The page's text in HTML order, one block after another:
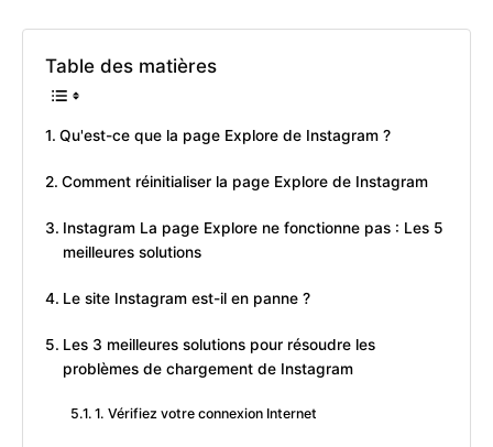
Table des matières
Qu'est-ce que la page Explore de Instagram ?
Comment réinitialiser la page Explore de Instagram
Instagram La page Explore ne fonctionne pas : Les 5
meilleures solutions
Le site Instagram est-il en panne ?
Les 3 meilleures solutions pour résoudre les
problèmes de chargement de Instagram
1. Vérifiez votre connexion Internet